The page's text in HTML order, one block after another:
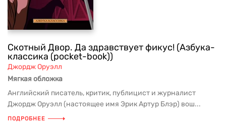
Скотный Двор. Да здравствует фикус! (Азбука-
классика (pocket-book))
Джордж Оруэлл
Мягкая обложка
Английский писатель, критик, публицист и журналист
Джордж Оруэлл (настоящее имя Эрик Артур Блэр) вош...
ПОДРОБНЕЕ